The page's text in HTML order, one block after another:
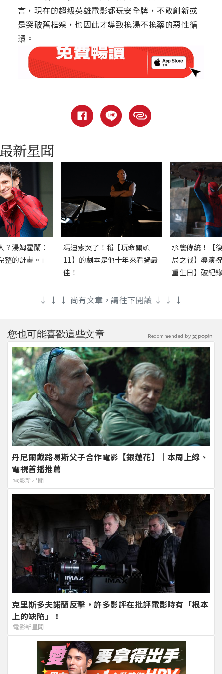
言，現在的超級英雄電影都玩安全牌，不敢創新或
是突破舊框架，也因此才導致換湯不換藥的惡性循
環。
？湯姆霍蘭：
的計畫。」
馮迪索哭了！稱【玩命關頭
11】的劇本是他十年來看過最
佳！
承襲傳統！【
局之戰】導演
重生日】破紀
↓ ↓ ↓ 尚有文章，請往下閱讀 ↓ ↓ ↓
您也可能喜歡這些文章
丹尼爾戴路易斯父子合作電影【銀蓮花】｜本周上線、
電視首播推薦
電影新星聞
克里斯多夫諾蘭反擊，許多影評在批評電影時有「根本
上的缺陷」！
電影新星聞
Recommended by